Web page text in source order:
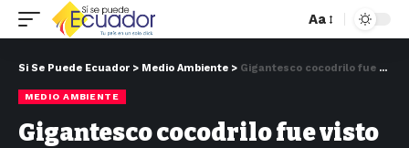
Aa
Si Se Puede Ecuador > Medio Ambiente > Gigantesco cocodrilo fue visto por pescadores en Guayaquil
MEDIO AMBIENTE
Gigantesco cocodrilo fue visto